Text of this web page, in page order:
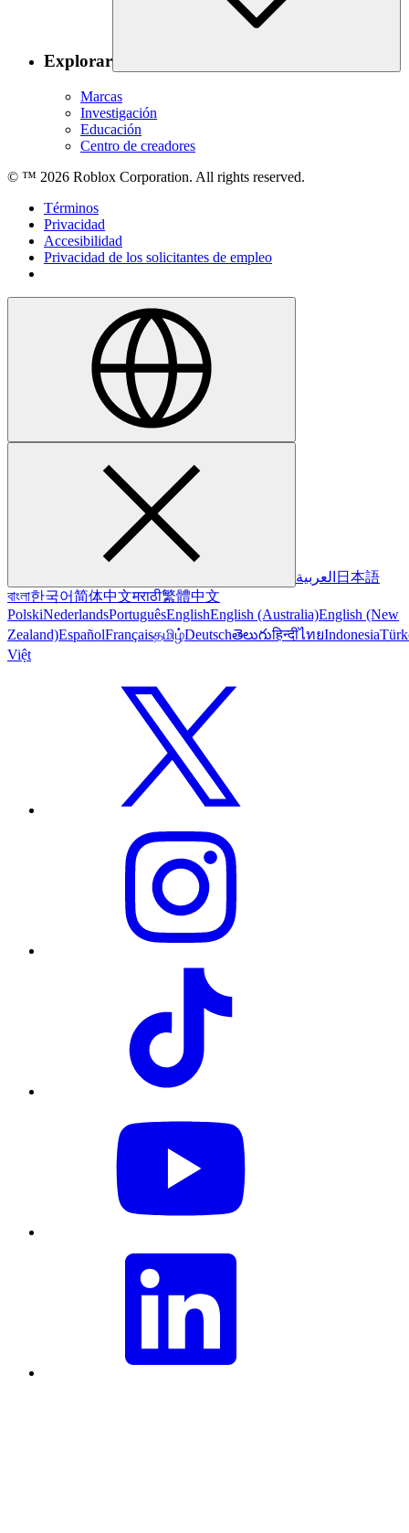
Explorar
Marcas
Investigación
Educación
Centro de creadores
© ™ 2026 Roblox Corporation. All rights reserved.
Términos
Privacidad
Accesibilidad
Privacidad de los solicitantes de empleo
العربية 日本語
বাংলা한국어简体中文मराठी繁體中文
PolskiNederlandsPortuguêsEnglishEnglish (Australia)English (New
Zealand)EspañolFrançaisதமிழ்Deutschతెలుగుहिन्दीไทยIndonesia
Việt